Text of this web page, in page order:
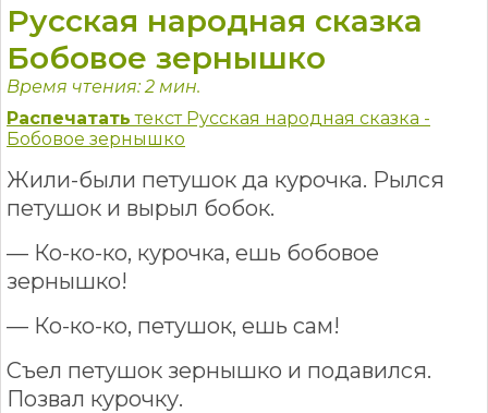
Русская народная сказка
Бобовое зернышко
Время чтения: 2 мин.
Распечатать текст Русская народная сказка -
Бобовое зернышко
Жили-были петушок да курочка. Рылся
петушок и вырыл бобок.
— Ко-ко-ко, курочка, ешь бобовое
зернышко!
— Ко-ко-ко, петушок, ешь сам!
Съел петушок зернышко и подавился.
Позвал курочку.